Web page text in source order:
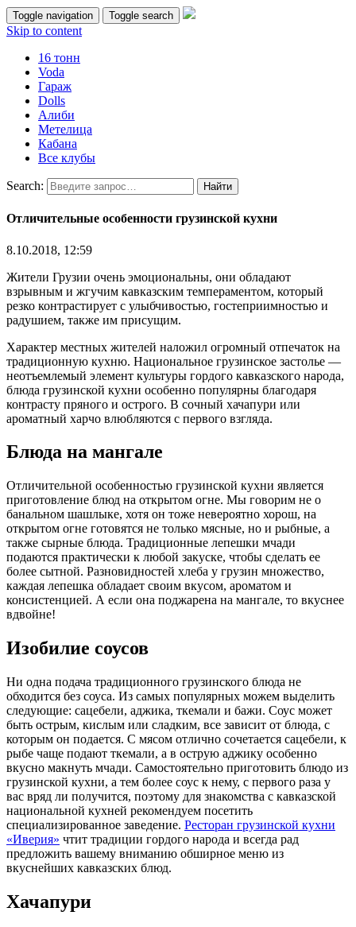
Toggle navigation Toggle search
Skip to content
16 тонн
Voda
Гараж
Dolls
Алиби
Метелица
Кабана
Все клубы
Search:
Отличительные особенности грузинской кухни
8.10.2018, 12:59
Жители Грузии очень эмоциональны, они обладают
взрывным и жгучим кавказским темпераментом, который
резко контрастирует с улыбчивостью, гостеприимностью и
радушием, также им присущим.
Характер местных жителей наложил огромный отпечаток на
традиционную кухню. Национальное грузинское застолье —
неотъемлемый элемент культуры гордого кавказского народа,
блюда грузинской кухни особенно популярны благодаря
контрасту пряного и острого. В сочный хачапури или
ароматный харчо влюбляются с первого взгляда.
Блюда на мангале
Отличительной особенностью грузинской кухни является
приготовление блюд на открытом огне. Мы говорим не о
банальном шашлыке, хотя он тоже невероятно хорош, на
открытом огне готовятся не только мясные, но и рыбные, а
также сырные блюда. Традиционные лепешки мчади
подаются практически к любой закуске, чтобы сделать ее
более сытной. Разновидностей хлеба у грузин множество,
каждая лепешка обладает своим вкусом, ароматом и
консистенцией. А если она поджарена на мангале, то вкуснее
вдвойне!
Изобилие соусов
Ни одна подача традиционного грузинского блюда не
обходится без соуса. Из самых популярных можем выделить
следующие: сацебели, аджика, ткемали и бажи. Соус может
быть острым, кислым или сладким, все зависит от блюда, с
которым он подается. С мясом отлично сочетается сацебели, к
рыбе чаще подают ткемали, а в острую аджику особенно
вкусно макнуть мчади. Самостоятельно приготовить блюдо из
грузинской кухни, а тем более соус к нему, с первого раза у
вас вряд ли получится, поэтому для знакомства с кавказской
национальной кухней рекомендуем посетить
специализированное заведение. Ресторан грузинской кухни
«Иверия» чтит традиции гордого народа и всегда рад
предложить вашему вниманию обширное меню из
вкуснейших кавказских блюд.
Хачапури